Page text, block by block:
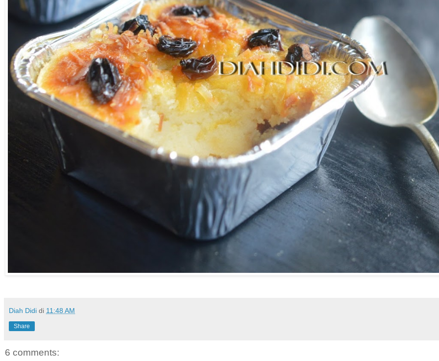
Diah Didi di 11:48 AM
Share
6 comments: